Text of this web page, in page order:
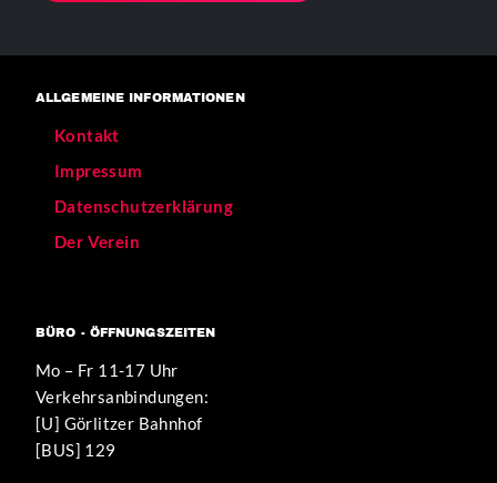
ALLGEMEINE INFORMATIONEN
Kontakt
Impressum
Datenschutzerklärung
Der Verein
BÜRO - ÖFFNUNGSZEITEN
Mo – Fr 11-17 Uhr
Verkehrsanbindungen:
[U] Görlitzer Bahnhof
[BUS] 129